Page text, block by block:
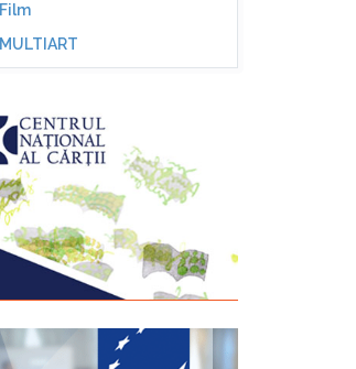
Film
MULTIART